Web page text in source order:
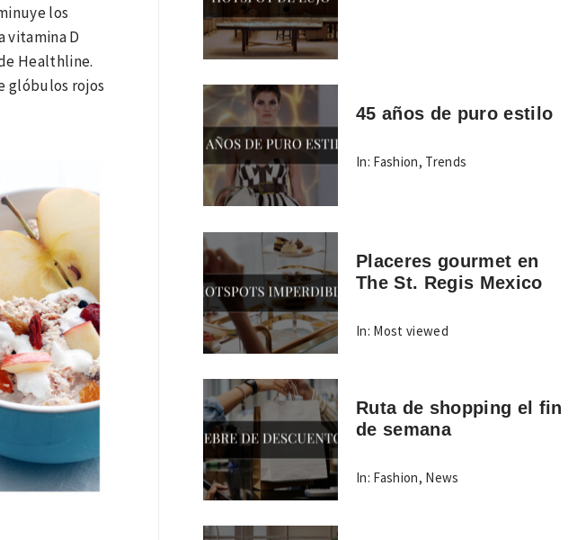
los
vitamina D
Healthline.
glóbulos rojos
45 años de puro estilo
In: Fashion, Trends
Placeres gourmet en
The St. Regis Mexico
In: Most viewed
Ruta de shopping el fin
de semana
In: Fashion, News